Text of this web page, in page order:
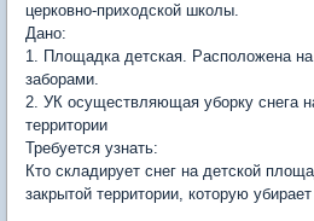
церковно-приходской школы.
Дано:
1. Площадка детская. Расположена на
заборами.
2. УК осуществляющая уборку снега
территории
Требуется узнать:
Кто складирует снег на детской
закрытой территории, которую